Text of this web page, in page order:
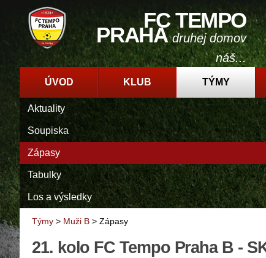
FC TEMPO
PRAHAdruhej domov
náš...
ÚVOD KLUB TÝMY
Aktuality
Soupiska
Zápasy
Tabulky
Los a výsledky
Týmy > Muži B > Zápasy
21. kolo FC Tempo Praha B -